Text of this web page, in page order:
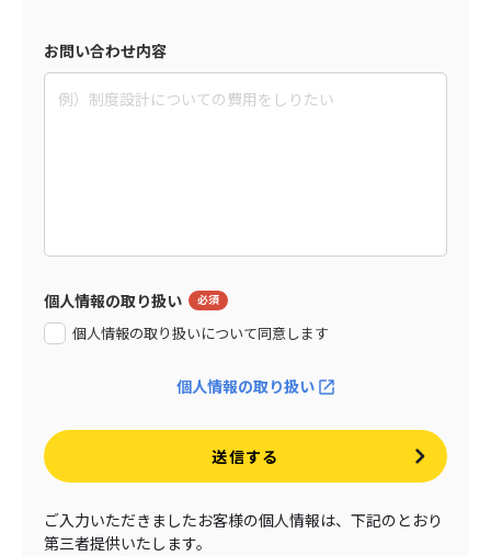
お問い合わせ内容
個人情報の取り扱い
個人情報の取り扱いについて同意します
個人情報の取り扱い
送信する
ご入力いただきましたお客様の個人情報は、下記のとおり
第三者提供いたします。